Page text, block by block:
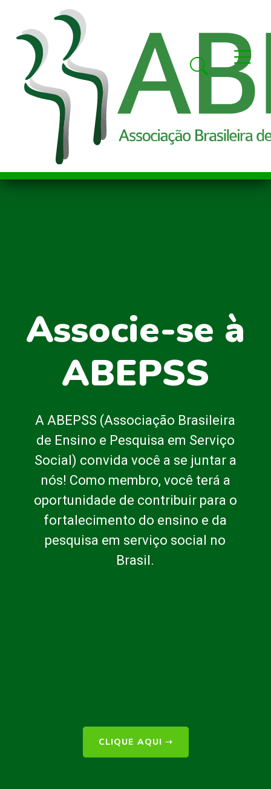
Associe-se à
ABEPSS
A ABEPSS (Associação Brasileira
de Ensino e Pesquisa em Serviço
Social) convida você a se juntar a
nós! Como membro, você terá a
oportunidade de contribuir para o
fortalecimento do ensino e da
pesquisa em serviço social no
Brasil.
CLIQUE AQUI ➝